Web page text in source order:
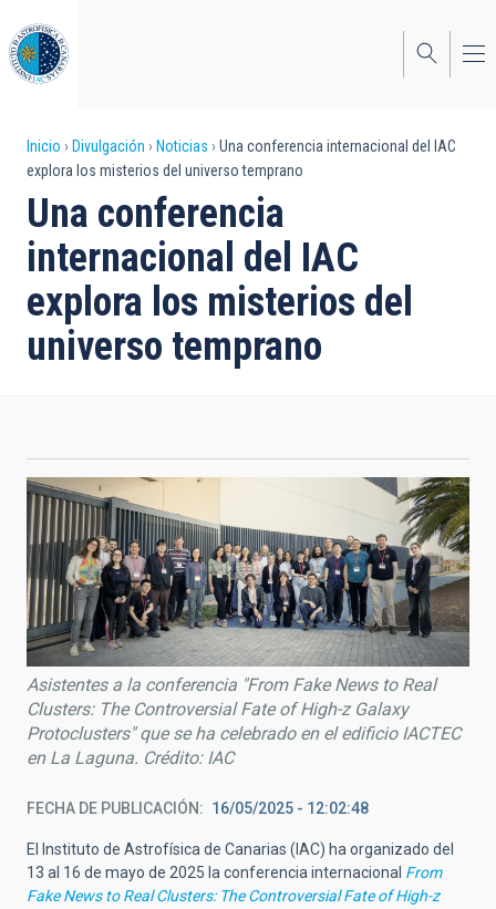
al
contenido
principal
Sobrescribir
enlaces
de
ayuda
a
la
Inicio Divulgación Noticias
Una conferencia internacional del IAC
explora los misterios del universo temprano
Una conferencia
internacional del IAC
explora los misterios del
universo temprano
Asistentes a la conferencia "From Fake News to Real
Clusters: The Controversial Fate of High-z Galaxy
Protoclusters" que se ha celebrado en el edificio IACTEC
en La Laguna. Crédito: IAC
FECHA DE PUBLICACIÓN 16/05/2025 - 12:02:48
El Instituto de Astrofísica de Canarias (IAC) ha organizado del
13 al 16 de mayo de 2025 la conferencia internacional From
Fake News to Real Clusters: The Controversial Fate of High-z